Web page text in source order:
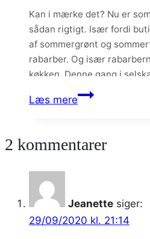
Kan i mærke det? Nu er
sådan rigtigt. Især fordi
af sommergrønt og
rabarber. Og især
køkken. Denne gang i
chokolade og sprøde
den klassiske brownie…
Læs mereKaramelliseret
rabarber
2 kommentarer
Jeanette siger:
29/09/2020 kl. 21:14